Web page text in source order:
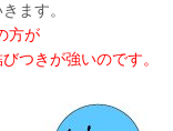
ます。
方が
つきが強いのです。